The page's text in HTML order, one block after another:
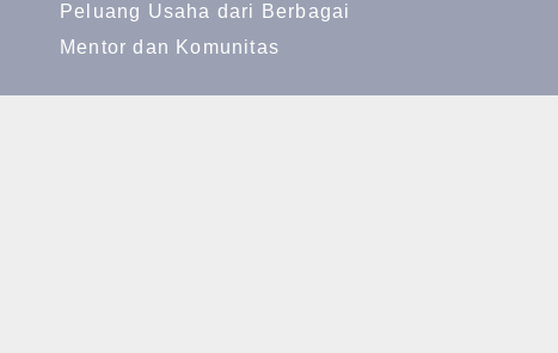
Peluang Usaha dari Berbagai
Mentor dan Komunitas